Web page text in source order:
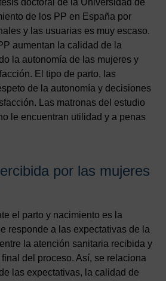
doctoral de la Universidad de
de los PP en España por
y las usuarias es muy escaso.
aumentan la calidad de la
la autonomía de las mujeres y
El tipo de parto, las
de la autonomía y decisiones
Las matronas del estudio
le encuentran utilidad y a penas
por las mujeres
el parto y nacimiento es la
responde a las expectativas de la
la atención sanitaria recibida y
del proceso. Así, se relaciona
las expectativas, la calidad de